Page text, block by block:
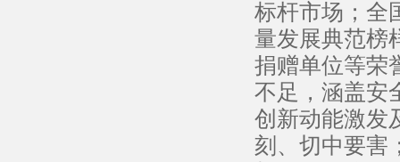
标杆市场；全
量发展典范榜
捐赠单位等荣
不足，涵盖安
创新动能激发
刻、切中要害